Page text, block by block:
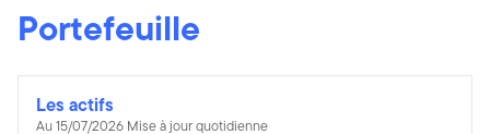
Portefeuille
Les actifs
Au 15/07/2026 Mise à jour quotidienne